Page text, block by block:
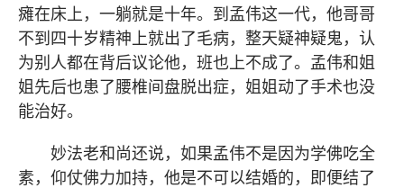
瘫在床上，一躺就是十年。到孟伟这一代，他哥哥
不到四十岁精神上就出了毛病，整天疑神疑鬼，认
为别人都在背后议论他，班也上不成了。孟伟和姐
姐先后也患了腰椎间盘脱出症，姐姐动了手术也没
能治好。
妙法老和尚还说，如果孟伟不是因为学佛吃全
素，仰仗佛力加持，他是不可以结婚的，即便结了